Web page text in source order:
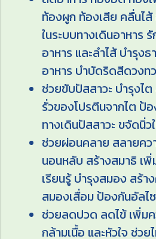
ท้องผูก ท้องเสีย คลื่นไส้
ในระบบทางเดินอาหาร
อาหาร และลำไส้ บำรุง
อาหาร บำบัดริดสีดวงท
ช่วยขับปัสสาวะ บำรุงไ
รั่วของโปรตีนจากไต ป้
ทางเดินปัสสาวะ ขจัดนิ่ว
ช่วยผ่อนคลาย สลายคว
นอนหลับ สร้างสมาธิ เ
เรียนรู้ บำรุงสมอง สร้
สมองเสื่อม ป้องกันอัลไ
ช่วยลดปวด ลดไข้ เพิ่ม
กล้ามเนื้อ และหัวใจ ช่วย